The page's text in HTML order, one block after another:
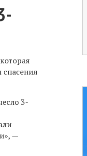
спасения
3-
—